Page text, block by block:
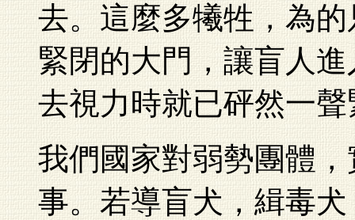
去。這麼多犧牲，為
緊閉的大門，讓盲人
去視力時就已砰然一
我們國家對弱勢團體
事。若導盲犬，緝毒